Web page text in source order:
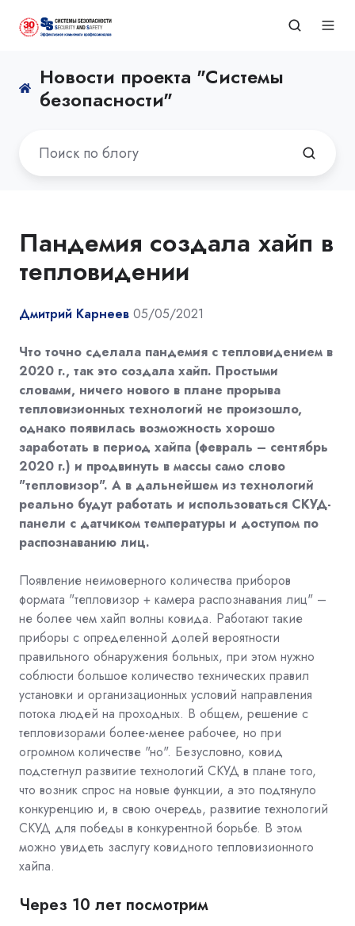
Новости проекта "Системы
безопасности"
Пандемия создала хайп в
тепловидении
Дмитрий Карнеев 05/05/2021
Что точно сделала пандемия с тепловидением в
2020 г., так это создала хайп. Простыми
словами, ничего нового в плане прорыва
тепловизионных технологий не произошло,
однако появилась возможность хорошо
заработать в период хайпа (февраль – сентябрь
2020 г.) и продвинуть в массы само слово
"тепловизор". А в дальнейшем из технологий
реально будут работать и использоваться СКУД-
панели с датчиком температуры и доступом по
распознаванию лиц.
Появление неимоверного количества приборов
формата "тепловизор + камера распознавания лиц" –
не более чем хайп волны ковида. Работают такие
приборы с определенной долей вероятности
правильного обнаружения больных, при этом нужно
соблюсти большое количество технических правил
установки и организационных условий направления
потока людей на проходных. В общем, решение с
тепловизорами более-менее рабочее, но при
огромном количестве "но". Безусловно, ковид
подстегнул развитие технологий СКУД в плане того,
что возник спрос на новые функции, а это подтянуло
конкуренцию и, в свою очередь, развитие технологий
СКУД для победы в конкурентной борьбе. В этом
можно увидеть заслугу ковидного тепловизионного
хайпа.
Через 10 лет посмотрим